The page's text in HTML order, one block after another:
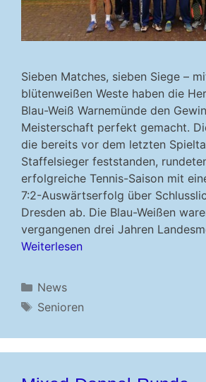
Sieben Matches, sieben Siege –
blütenweißen ­Weste haben die
Blau-Weiß Warnemünde den
Meisterschaft perfekt gemacht.
die bereits vor dem letzten
Staffelsieger feststanden,
erfolgreiche Tennis-Saison mit
7:2-Auswärtserfolg über
Dresden ab. Die Blau-Weißen
vergangenen drei Jahren
Weiterlesen
Kategorien
News
Schlagwörter
Senioren